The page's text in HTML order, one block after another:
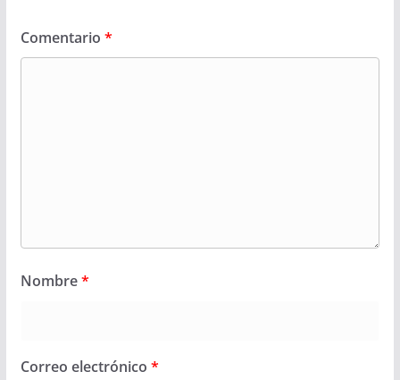
Comentario *
Nombre*
Correo electrónico *